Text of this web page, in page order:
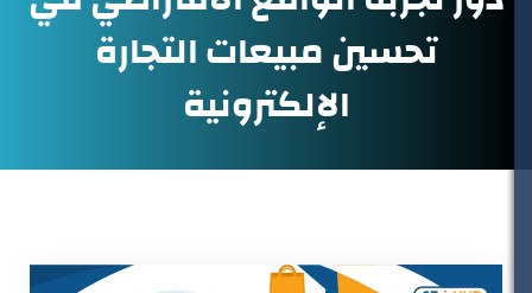
تحسين مبيعات التجارة
الإلكترونية